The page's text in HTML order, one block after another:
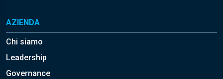
AZIENDA
Chi siamo
Leadership
Governance